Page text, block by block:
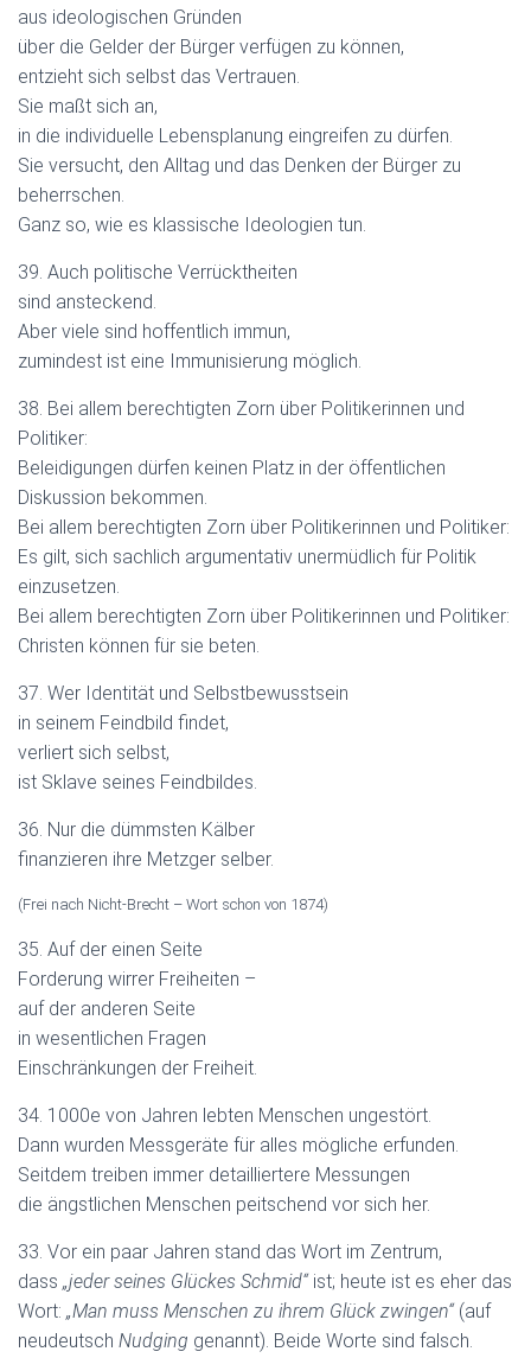
aus ideologischen Gründen
über die Gelder der Bürger verfügen zu können,
entzieht sich selbst das Vertrauen.
Sie maßt sich an,
in die individuelle Lebensplanung eingreifen zu dürfen.
Sie versucht, den Alltag und das Denken der Bürger zu
beherrschen.
Ganz so, wie es klassische Ideologien tun.
39. Auch politische Verrücktheiten
sind ansteckend.
Aber viele sind hoffentlich immun,
zumindest ist eine Immunisierung möglich.
38. Bei allem berechtigten Zorn über Politikerinnen und
Politiker:
Beleidigungen dürfen keinen Platz in der öffentlichen
Diskussion bekommen.
Bei allem berechtigten Zorn über Politikerinnen und Politiker:
Es gilt, sich sachlich argumentativ unermüdlich für Politik
einzusetzen.
Bei allem berechtigten Zorn über Politikerinnen und Politiker:
Christen können für sie beten.
37. Wer Identität und Selbstbewusstsein
in seinem Feindbild findet,
verliert sich selbst,
ist Sklave seines Feindbildes.
36. Nur die dümmsten Kälber
finanzieren ihre Metzger selber.
(Frei nach Nicht-Brecht – Wort schon von 1874)
35. Auf der einen Seite
Forderung wirrer Freiheiten –
auf der anderen Seite
in wesentlichen Fragen
Einschränkungen der Freiheit.
34. 1000e von Jahren lebten Menschen ungestört.
Dann wurden Messgeräte für alles mögliche erfunden.
Seitdem treiben immer detailliertere Messungen
die ängstlichen Menschen peitschend vor sich her.
33. Vor ein paar Jahren stand das Wort im Zentrum,
dass „jeder seines Glückes Schmid“ist; heute ist es eher das
Wort: „Man muss Menschen zu ihrem Glück zwingen“(auf
neudeutsch Nudging genannt). Beide Worte sind falsch.